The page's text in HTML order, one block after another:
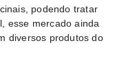
podendo tratar
esse mercado ainda
diversos produtos do